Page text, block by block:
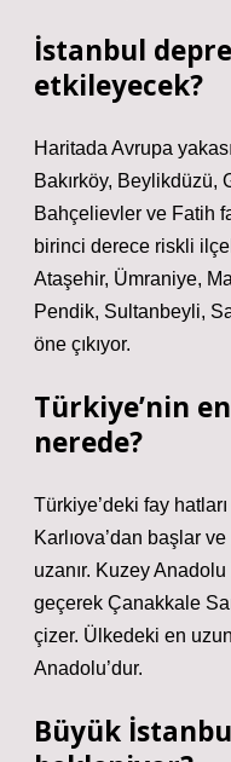
İstanbul
etkileyecek?
Haritada Avrupa
Bakırköy, Beylikdüzü,
Bahçelievler ve Fatih
birinci derece riskli
Ataşehir, Ümraniye,
Pendik, Sultanbeyli,
öne çıkıyor.
Türkiye’nin
nerede?
Türkiye’deki fay
Karlıova’dan başlar
uzanır. Kuzey
geçerek Çanakkale
çizer. Ülkedeki en
Anadolu’dur.
Büyük